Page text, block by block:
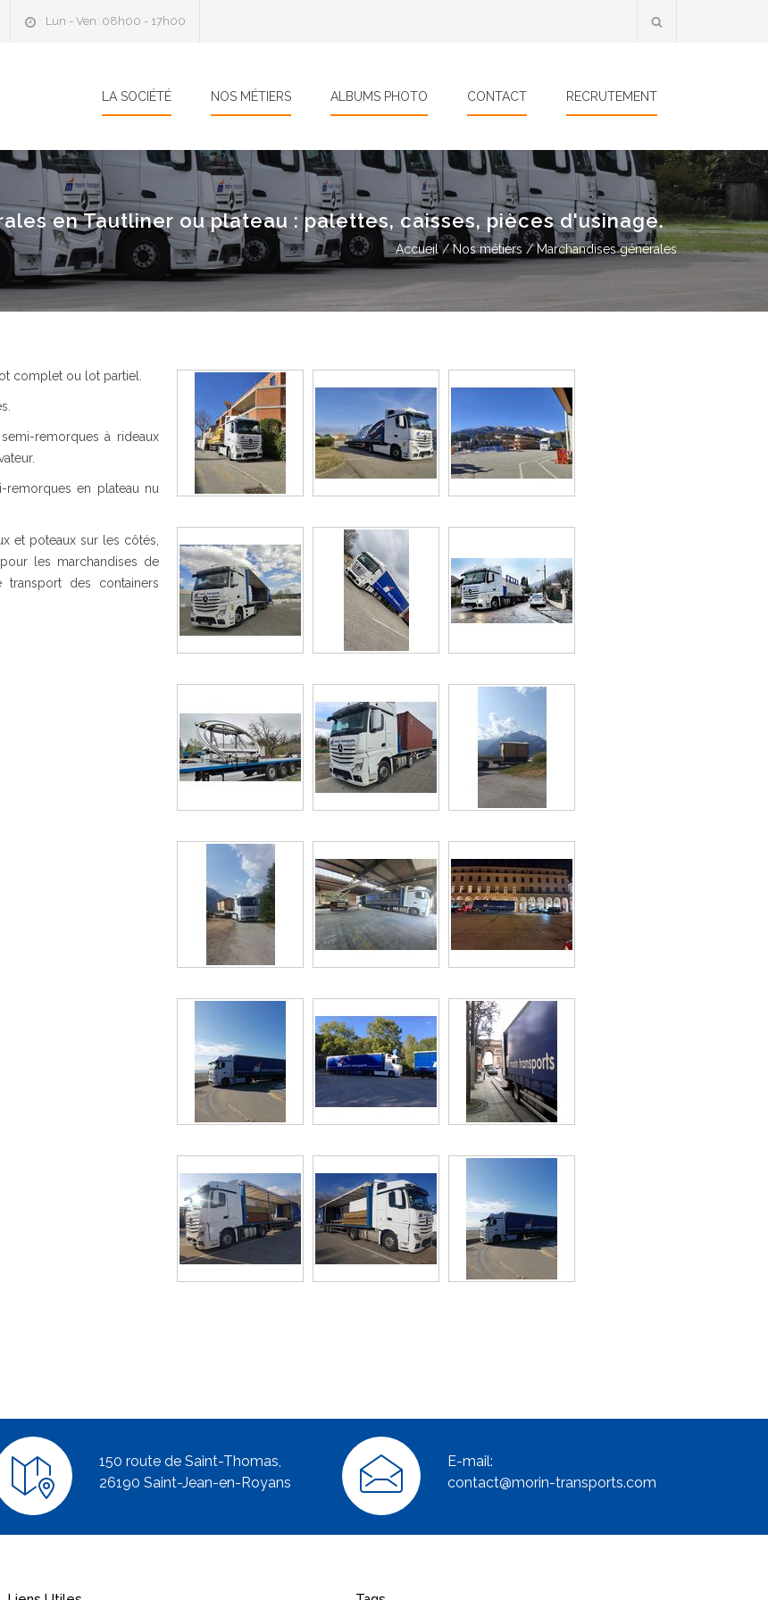
Lun - Ven: 08h00 - 17h00
LA SOCIÉTÉ NOS MÉTIERS ALBUMS PHOTO CONTACT RECRUTEMENT
en Tautliner ou plateau : palettes, caisses, pièces d'usinage.
Accueil/Nos métiers / Marchandises générales
complet ou lot partiel.
remorques à rideaux
remorques en plateau nu
et poteaux sur les côtés,
les marchandises de
des containers
150 route de Saint-Thomas,
26190 Saint-Jean-en-Royans
E-mail:
contact@morin-transports.com